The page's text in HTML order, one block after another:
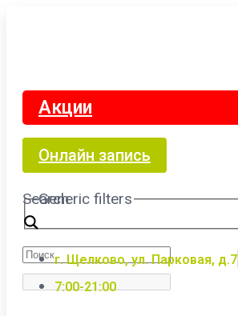
Акции
Онлайн запись
Search
Generic filters
г. Щелково, ул. Парковая, д.7
7:00-21:00